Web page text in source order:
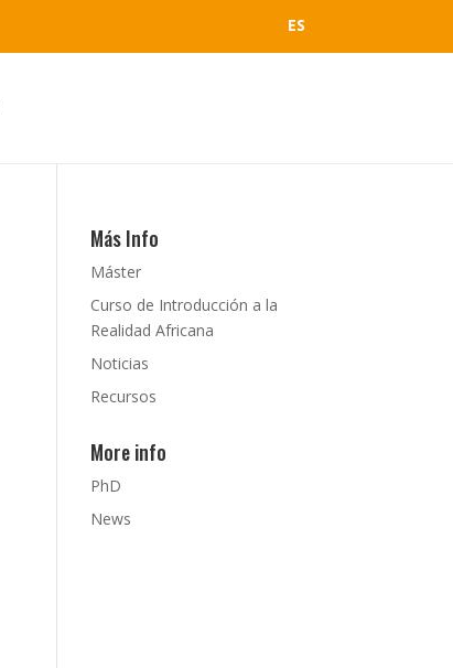
ES
Más Info
Máster
Curso de Introducción a la
Realidad Africana
Noticias
Recursos
More info
PhD
News